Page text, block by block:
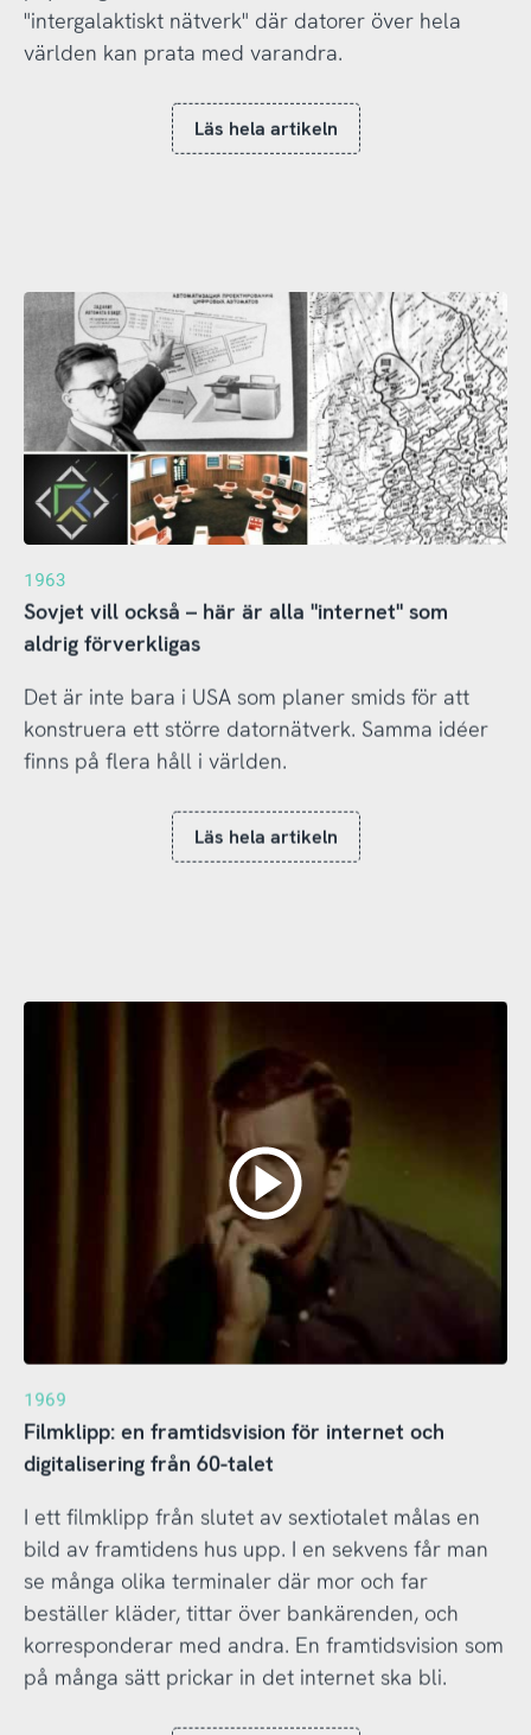
"intergalaktiskt nätverk" där datorer över hela
världen kan prata med varandra.
Läs hela artikeln
1963
Sovjet vill också – här är alla "internet" som
aldrig förverkligas
Det är inte bara i USA som planer smids för att
konstruera ett större datornätverk. Samma idéer
finns på flera håll i världen.
Läs hela artikeln
1969
Filmklipp: en framtidsvision för internet och
digitalisering från 60-talet
I ett filmklipp från slutet av sextiotalet målas en
bild av framtidens hus upp. I en sekvens får man
se många olika terminaler där mor och far
beställer kläder, tittar över bankärenden, och
korresponderar med andra. En framtidsvision som
på många sätt prickar in det internet ska bli.